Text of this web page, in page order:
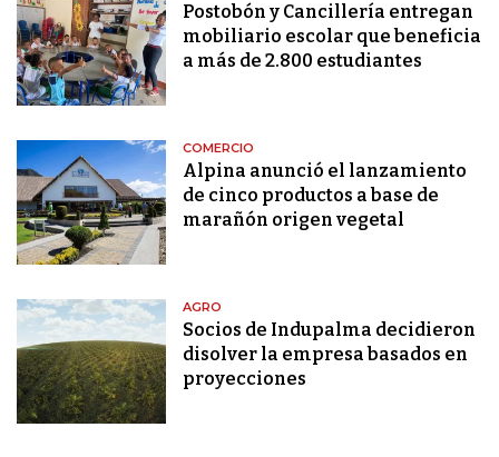
Postobón y Cancillería entregan
mobiliario escolar que beneficia
a más de 2.800 estudiantes
COMERCIO
Alpina anunció el lanzamiento
de cinco productos a base de
marañón origen vegetal
AGRO
Socios de Indupalma decidieron
disolver la empresa basados en
proyecciones